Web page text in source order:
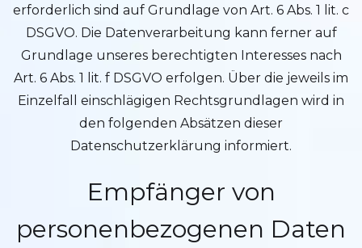
erforderlich sind auf Grundlage von Art. 6 Abs. 1 lit. c
DSGVO. Die Datenverarbeitung kann ferner auf
Grundlage unseres berechtigten Interesses nach
Art. 6 Abs. 1 lit. f DSGVO erfolgen. Über die jeweils im
Einzelfall einschlägigen Rechtsgrundlagen wird in
den folgenden Absätzen dieser
Datenschutzerklärung informiert.
Empfänger von
personenbezogenen Daten